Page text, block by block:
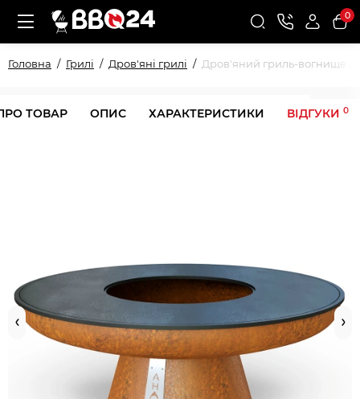
0
Головна Грилі Дров'яні грилі Дров'яний гриль-вогнище
ТОВАР ОПИС ХАРАКТЕРИСТИКИ ВІДГУКИ 0